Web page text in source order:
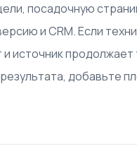
посадочную
и CRM. Если
источник продолжает
добавьте